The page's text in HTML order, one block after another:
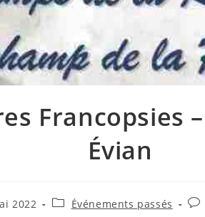
Francopsies
Évian
2022 Événements passés